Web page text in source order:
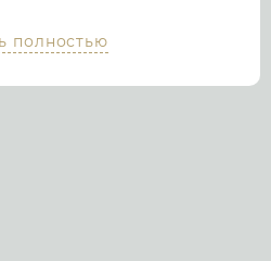
посетить любой
выходя из дома, просто
свечей за здравие и
храмах Иерусалима и
в Стену Плача,
полностью